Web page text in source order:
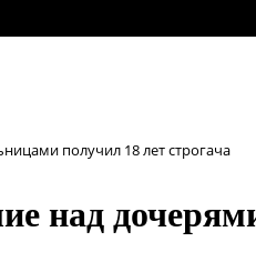
получил 18 лет строгача
над